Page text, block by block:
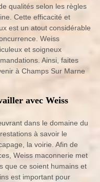
qualités selon les règles
Cette efficacité et
est un atout considérable
Weiss
et soigneux
Ainsi, faites
à Champs Sur Marne
avec Weiss
dans le domaine du
à savoir le
la voirie. Afin de
Weiss maconnerie met
que ce soient humains et
est important pour